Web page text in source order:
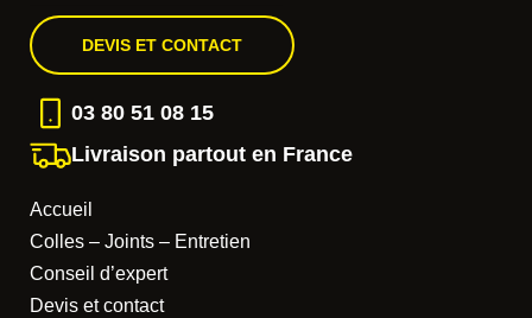
DEVIS ET CONTACT
03 80 51 08 15
Livraison partout en France
Accueil
Colles – Joints – Entretien
Conseil d’expert
Devis et contact